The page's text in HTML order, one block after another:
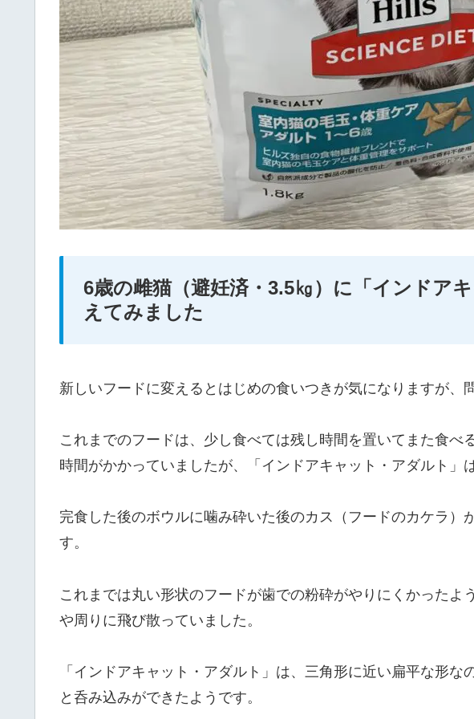
6歳の雌猫（避妊済・3.5㎏）に「インドア
えてみました
新しいフードに変えるとはじめの食いつきが気になりますが、
これまでのフードは、少し食べては残し時間を置いてまた食べ
時間がかかっていましたが、「インドアキャット・アダルト」
完食した後のボウルに噛み砕いた後のカス（フードのカケラ）
す。
これまでは丸い形状のフードが歯での粉砕がやりにくかったよ
や周りに飛び散っていました。
「インドアキャット・アダルト」は、三角形に近い扁平な形
と呑み込みができたようです。